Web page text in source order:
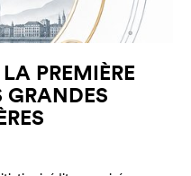
PREMIÈRE
GRANDES